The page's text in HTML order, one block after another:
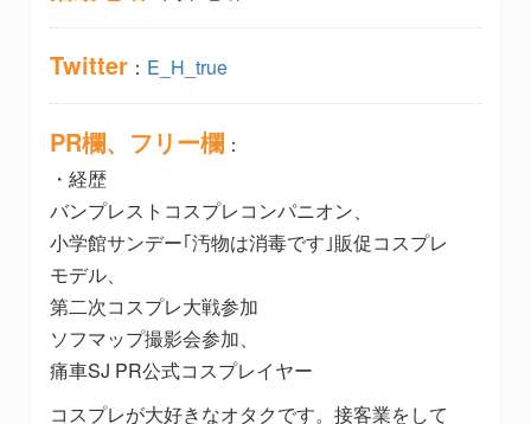
Twitter ： E_H_true
PR欄、フリー欄 ：
・経歴
バンプレストコスプレコンパニオン、
小学館サンデー｢汚物は消毒です｣販促コスプレ
モデル、
第二次コスプレ大戦参加
ソフマップ撮影会参加、
痛車SJ PR公式コスプレイヤー
コスプレが大好きなオタクです。接客業をして